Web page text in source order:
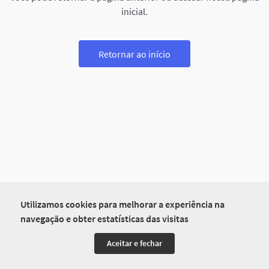
Utilizamos cookies para melhorar a experiência na
navegação e obter estatísticas das visitas
Aceitar e fechar
inicial.
Retornar ao início